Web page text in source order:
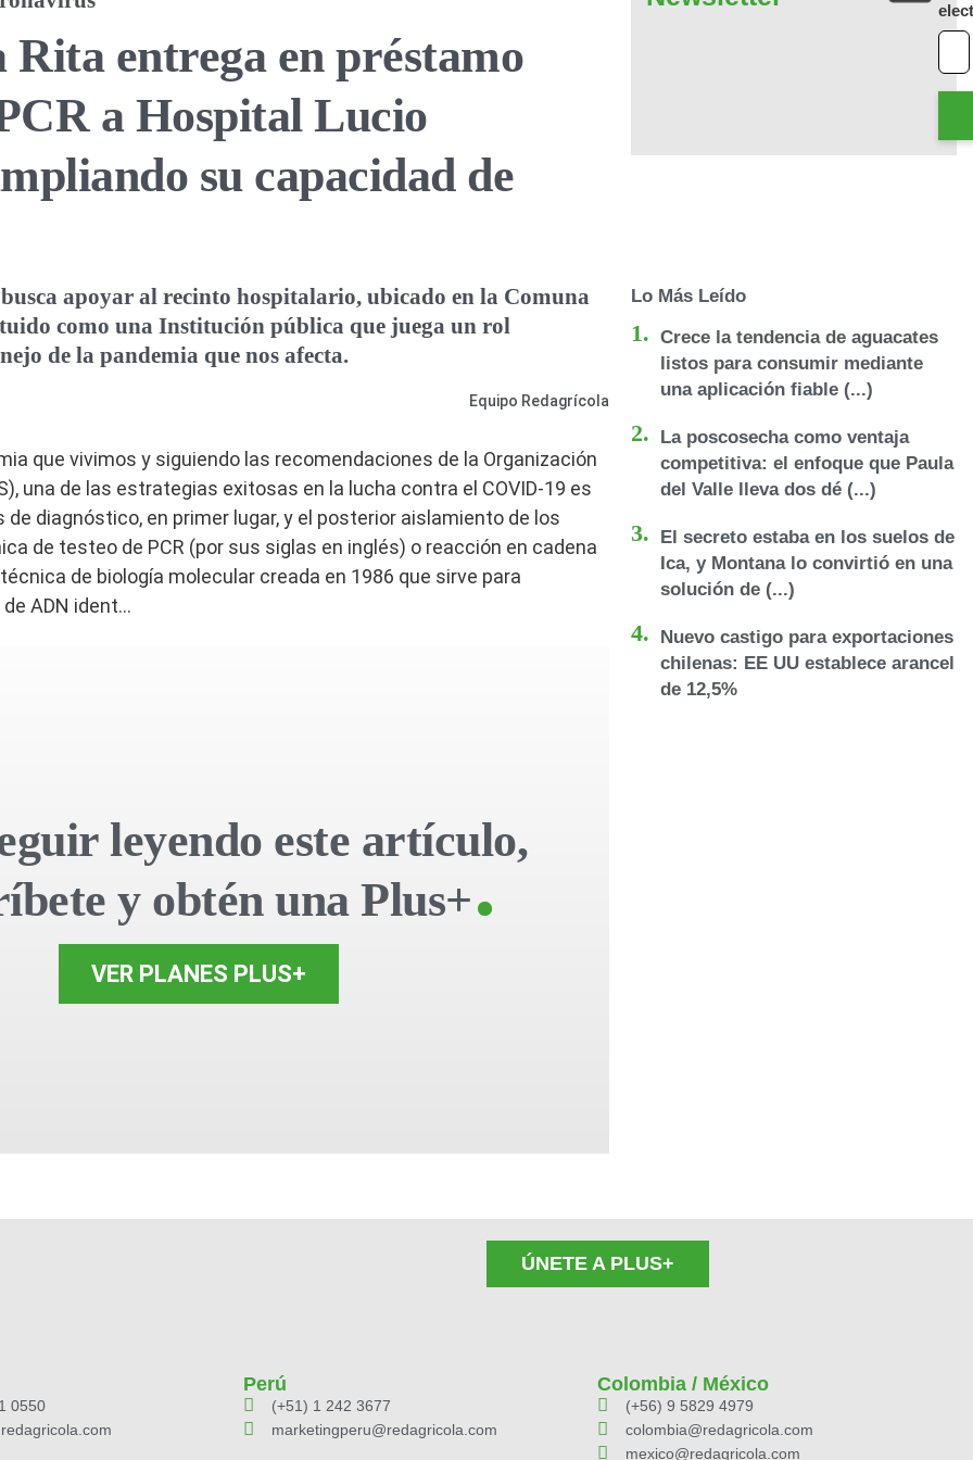
Rita entrega en préstamo
a Hospital Lucio
su capacidad de
apoyar al recinto hospitalario, ubicado en la Comuna
como una Institución pública que juega un rol
de la pandemia que nos afecta.
Equipo Redagrícola
que vivimos y siguiendo las recomendaciones de la Organización
una de las estrategias exitosas en la lucha contra el COVID-19 es
de diagnóstico, en primer lugar, y el posterior aislamiento de los
de testeo de PCR (por sus siglas en inglés) o reacción en cadena
de biología molecular creada en 1986 que sirve para
ADN ident...
leyendo este artículo,
y obtén una Plus+
VER PLANES PLUS+
Lo Más Leído
Crece la tendencia de aguacates
listos para consumir mediante
una aplicación fiable (...)
La poscosecha como ventaja
competitiva: el enfoque que Paula
del Valle lleva dos dé (...)
El secreto estaba en los suelos de
Ica, y Montana lo convirtió en una
solución de (...)
Nuevo castigo para exportaciones
chilenas: EE UU establece arancel
de 12,5%
ÚNETE A PLUS+
0550
Perú
(+51) 1 242 3677
marketingperu@redagricola.com
Colombia / México
(+56) 9 5829 4979
colombia@redagricola.com
mexico@redagricola.com